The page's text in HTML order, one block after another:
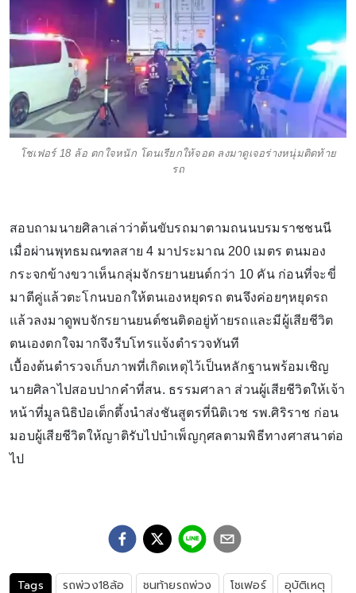
โชเฟอร์ 18 ล้อ ตกใจหนัก โดนเรียกให้จอด ลงมาดูเจอร่างหนุ่มติดท้าย
รถ
สอบถามนายศิลาเล่าว่าต้นขับรถมาตามถนนบรมราชชนนี
เมื่อผ่านพุทธมณฑลสาย 4 มาประมาณ 200 เมตร ตนมอง
กระจกข้างขวาเห็นกลุ่มจักรยานยนต์กว่า 10 คัน ก่อนที่จะขี่
มาตีคู่แล้วตะโกนบอกให้ตนเองหยุดรถ ตนจึงค่อยๆหยุดรถ
แล้วลงมาดูพบจักรยานยนต์ชนติดอยู่ท้ายรถและมีผู้เสียชีวิต
ตนเองตกใจมากจึงรีบโทรแจ้งตำรวจทันที
เบื้องต้นตำรวจเก็บภาพที่เกิดเหตุไว้เป็นหลักฐานพร้อมเชิญ
นายศิลาไปสอบปากคำที่สน. ธรรมศาลา ส่วนผู้เสียชีวิตให้เจ้า
หน้าที่มูลนิธิป่อเต็กตึ้งนำส่งชันสูตรที่นิติเวช รพ.ศิริราช ก่อน
มอบผู้เสียชีวิตให้ญาติรับไปบำเพ็ญกุศลตามพิธีทางศาสนาต่อ
ไป
Tags รถพ่วง18ล้อ ชนท้ายรถพ่วง โชเฟอร์
อุบัติเหตุ